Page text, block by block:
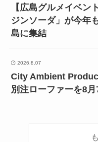
【広島グルメイベン
ジンソーダ」が今年
島に集結
2026.8.07
City Ambient
別注ローファーを8